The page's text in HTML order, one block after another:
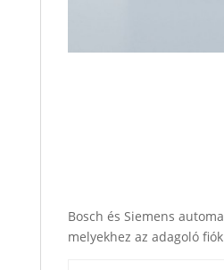
Bosch és Siemens
melyekhez az adagoló